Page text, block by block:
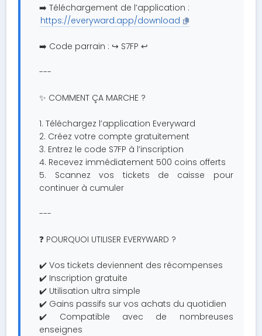
➡️ Téléchargement de l’application :
https://everyward.app/download
➡️ Code parrain : ↪️ S7FP ↩️
---
✨ COMMENT ÇA MARCHE ?
1. Téléchargez l’application Everyward
2. Créez votre compte gratuitement
3. Entrez le code S7FP à l’inscription
4. Recevez immédiatement 500 coins offerts
5. Scannez vos tickets de caisse pour
continuer à cumuler
---
❓ POURQUOI UTILISER EVERYWARD ?
✔️ Vos tickets deviennent des récompenses
✔️ Inscription gratuite
✔️ Utilisation ultra simple
✔️ Gains passifs sur vos achats du quotidien
✔️ Compatible avec de nombreuses
enseignes